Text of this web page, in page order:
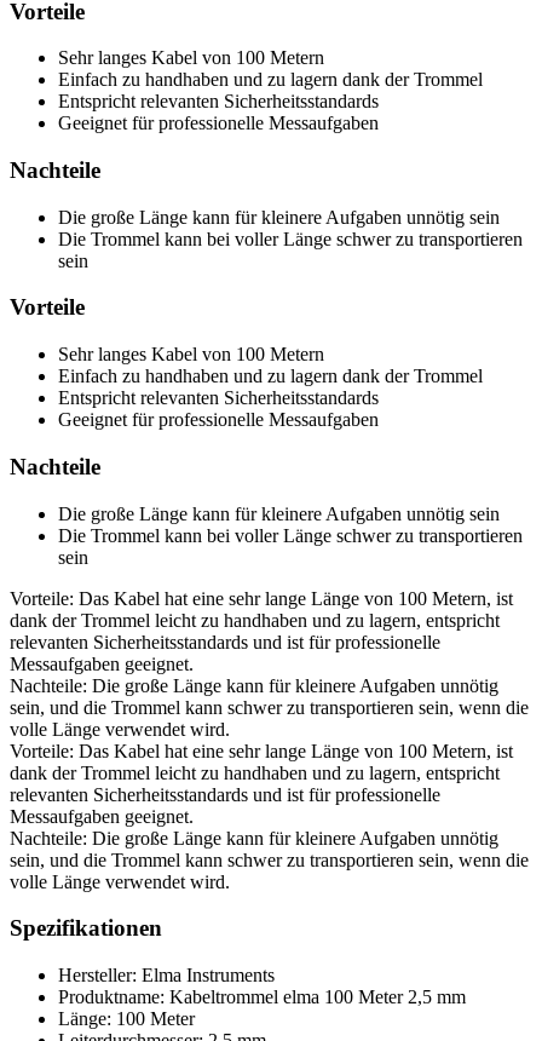
Vorteile
Sehr langes Kabel von 100 Metern
Einfach zu handhaben und zu lagern dank der Trommel
Entspricht relevanten Sicherheitsstandards
Geeignet für professionelle Messaufgaben
Nachteile
Die große Länge kann für kleinere Aufgaben unnötig sein
Die Trommel kann bei voller Länge schwer zu transportieren
sein
Vorteile
Sehr langes Kabel von 100 Metern
Einfach zu handhaben und zu lagern dank der Trommel
Entspricht relevanten Sicherheitsstandards
Geeignet für professionelle Messaufgaben
Nachteile
Die große Länge kann für kleinere Aufgaben unnötig sein
Die Trommel kann bei voller Länge schwer zu transportieren
sein
Vorteile: Das Kabel hat eine sehr lange Länge von 100 Metern, ist
dank der Trommel leicht zu handhaben und zu lagern, entspricht
relevanten Sicherheitsstandards und ist für professionelle
Messaufgaben geeignet.
Nachteile: Die große Länge kann für kleinere Aufgaben unnötig
sein, und die Trommel kann schwer zu transportieren sein, wenn die
volle Länge verwendet wird.
Vorteile: Das Kabel hat eine sehr lange Länge von 100 Metern, ist
dank der Trommel leicht zu handhaben und zu lagern, entspricht
relevanten Sicherheitsstandards und ist für professionelle
Messaufgaben geeignet.
Nachteile: Die große Länge kann für kleinere Aufgaben unnötig
sein, und die Trommel kann schwer zu transportieren sein, wenn die
volle Länge verwendet wird.
Spezifikationen
Hersteller: Elma Instruments
Produktname: Kabeltrommel elma 100 Meter 2,5 mm
Länge: 100 Meter